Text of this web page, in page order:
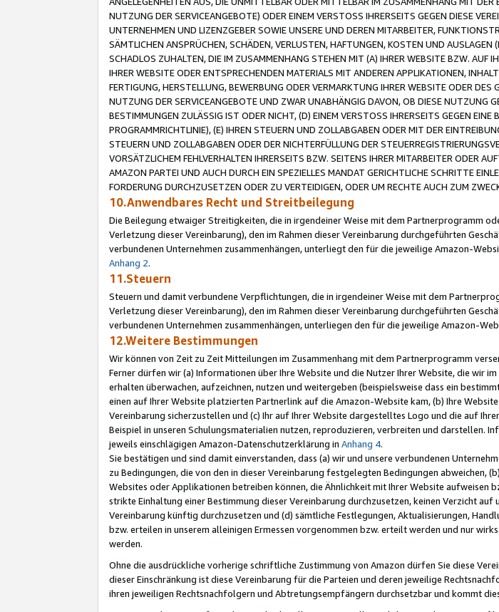
NUTZUNG DER SERVICEANGEBOTE) ODER EINEM VERSTOSS IHRERSEITS GEGEN DIESE
UNTERNEHMEN UND LIZENZGEBER SOWIE UNSERE UND DEREN MITARBEITER,
SÄMTLICHEN ANSPRÜCHEN, SCHÄDEN, VERLUSTEN, HAFTUNGEN, KOSTEN UND AUSLAGEN
SCHADLOS ZUHALTEN, DIE IM ZUSAMMENHANG STEHEN MIT (A) IHRER WEBSITE BZW. AUF
IHRER WEBSITE ODER ENTSPRECHENDEN MATERIALS MIT ANDEREN APPLIKATIONEN,
FERTIGUNG, HERSTELLUNG, BEWERBUNG ODER VERMARKTUNG IHRER WEBSITE ODER DES
NUTZUNG DER SERVICEANGEBOTE UND ZWAR UNABHÄNGIG DAVON, OB DIESE NUTZUNG
BESTIMMUNGEN ZULÄSSIG IST ODER NICHT, (D) EINEM VERSTOSS IHRERSEITS GEGEN EINE
PROGRAMMRICHTLINIE), (E) IHREN STEUERN UND ZOLLABGABEN ODER MIT DER
STEUERN UND ZOLLABGABEN ODER DER NICHTERFÜLLUNG DER
VORSÄTZLICHEM FEHLVERHALTEN IHRERSEITS BZW. SEITENS IHRER MITARBEITER ODER
AMAZON PARTEI UND AUCH DURCH EIN SPEZIELLES MANDAT GERICHTLICHE SCHRITTE
FORDERUNG DURCHZUSETZEN ODER ZU VERTEIDIGEN, ODER UM RECHTE AUCH ZUM
10.Anwendbares Recht und Streitbeilegung
Die Beilegung etwaiger Streitigkeiten, die in irgendeiner Weise mit dem Partnerprogramm
Verletzung dieser Vereinbarung), den im Rahmen dieser Vereinbarung durchgeführten
verbundenen Unternehmen zusammenhängen, unterliegt den für die jeweilige Amazon-
Anhang 2.
11.Steuern
Steuern und damit verbundene Verpflichtungen, die in irgendeiner Weise mit dem
Verletzung dieser Vereinbarung), den im Rahmen dieser Vereinbarung durchgeführten
verbundenen Unternehmen zusammenhängen, unterliegen den für die jeweilige Amazon-
12.Weitere Bestimmungen
Wir können von Zeit zu Zeit Mitteilungen im Zusammenhang mit dem Partnerprogramm
Ferner dürfen wir (a) Informationen über Ihre Website und die Nutzer Ihrer Website, die wir
erhalten überwachen, aufzeichnen, nutzen und weitergeben (beispielsweise dass ein
einen auf Ihrer Website platzierten Partnerlink auf die Amazon-Website kam, (b) Ihre
Vereinbarung sicherzustellen und (c) Ihr auf Ihrer Website dargestelltes Logo und die auf
Beispiel in unseren Schulungsmaterialien nutzen, reproduzieren, verbreiten und darstellen.
jeweils einschlägigen Amazon-Datenschutzerklärung in Anhang 4.
Sie bestätigen und sind damit einverstanden, dass (a) wir und unsere verbundenen
zu Bedingungen, die von den in dieser Vereinbarung festgelegten Bedingungen
Websites oder Applikationen betreiben können, die Ähnlichkeit mit Ihrer Website aufweisen
strikte Einhaltung einer Bestimmung dieser Vereinbarung durchzusetzen, keinen Verzicht
Vereinbarung künftig durchzusetzen und (d) sämtliche Festlegungen, Aktualisierungen,
bzw. erteilen in unserem alleinigen Ermessen vorgenommen bzw. erteilt werden und nur
werden.
Ohne die ausdrückliche vorherige schriftliche Zustimmung von Amazon dürfen Sie diese
dieser Einschränkung ist diese Vereinbarung für die Parteien und deren jeweilige
ihren jeweiligen Rechtsnachfolgern und Abtretungsempfängern durchsetzbar und kommt